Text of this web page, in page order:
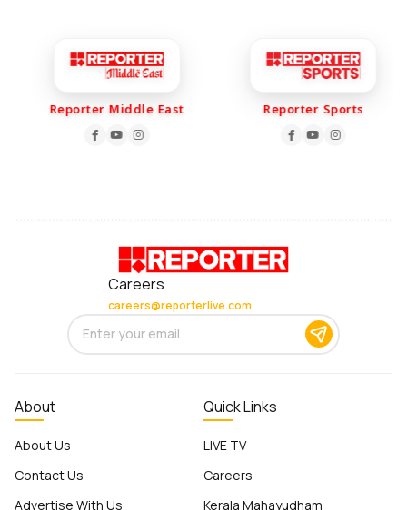
Reporter Middle East Reporter Sports
Careers
careers@reporterlive.com
About
About Us
Contact Us
Advertise With Us
Quick Links
LIVE TV
Careers
Kerala Mahayudham